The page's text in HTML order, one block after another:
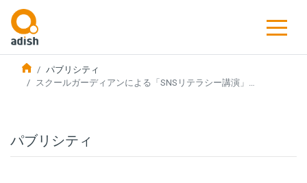
パブリシティ
スクールガーディアンによる「SNSリテラシー講演」…
パブリシティ